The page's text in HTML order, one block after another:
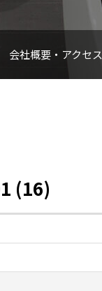
会社概要・アクセス
(16)